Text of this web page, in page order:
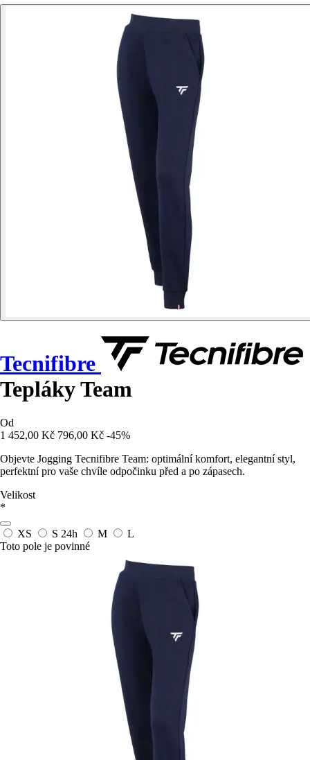
Tecnifibre
Tepláky Team
Od
1 452,00 Kč 796,00 Kč -45%
Objevte Jogging Tecnifibre Team: optimální komfort, elegantní styl,
perfektní pro vaše chvíle odpočinku před a po zápasech.
Velikost
*
XS S 24h M
L
Toto pole je povinné